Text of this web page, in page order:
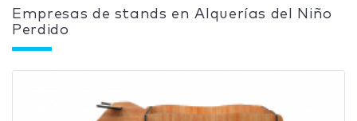
Empresas de stands en Alquerías del Niño
Perdido